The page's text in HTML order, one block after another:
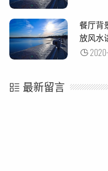
餐厅背
放风水
最新留言